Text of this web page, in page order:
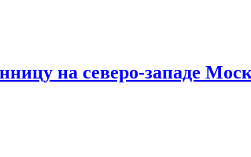
на северо-западе